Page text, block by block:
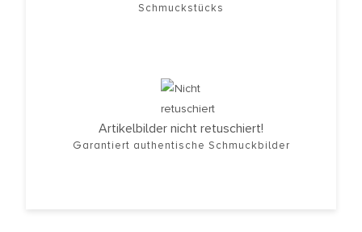
Schmuckstücks
Artikelbilder nicht retuschiert!
Garantiert authentische Schmuckbilder